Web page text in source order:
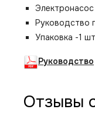
Руководство
Упаковка -1
Руководство
Отзывы